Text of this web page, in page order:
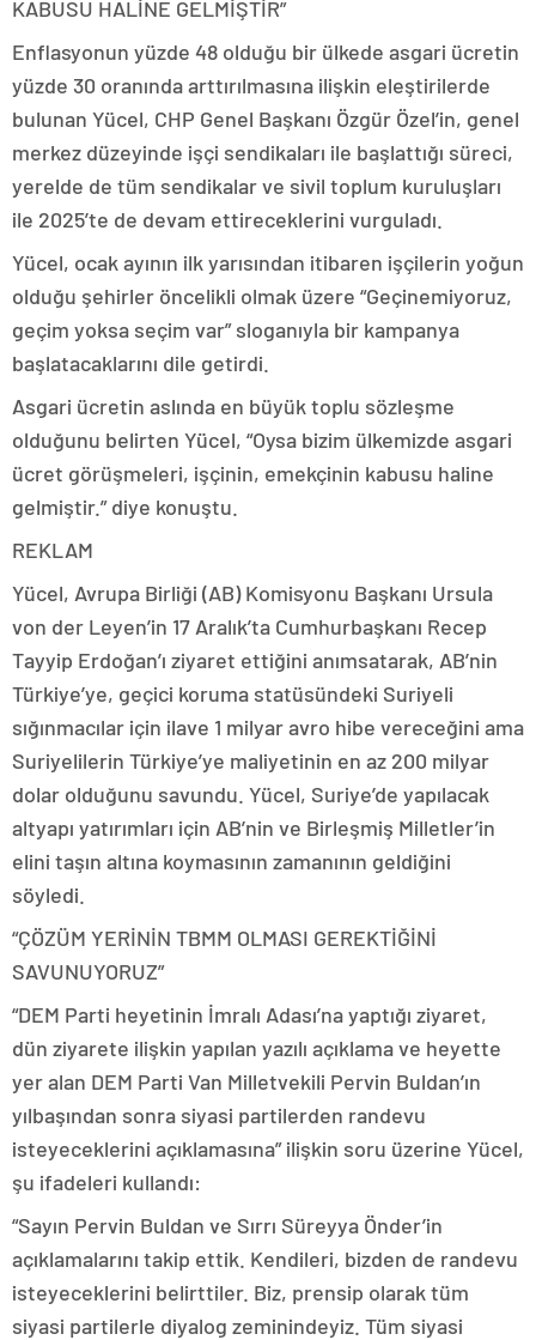
KABUSU HALİNE GELMİŞTİR”
Enflasyonun yüzde 48 olduğu bir ülkede asgari ücretin
yüzde 30 oranında arttırılmasına ilişkin eleştirilerde
bulunan Yücel, CHP Genel Başkanı Özgür Özel’in, genel
merkez düzeyinde işçi sendikaları ile başlattığı süreci,
yerelde de tüm sendikalar ve sivil toplum kuruluşları
ile 2025’te de devam ettireceklerini vurguladı.
Yücel, ocak ayının ilk yarısından itibaren işçilerin yoğun
olduğu şehirler öncelikli olmak üzere “Geçinemiyoruz,
geçim yoksa seçim var” sloganıyla bir kampanya
başlatacaklarını dile getirdi.
Asgari ücretin aslında en büyük toplu sözleşme
olduğunu belirten Yücel, “Oysa bizim ülkemizde asgari
ücret görüşmeleri, işçinin, emekçinin kabusu haline
gelmiştir.” diye konuştu.
REKLAM
Yücel, Avrupa Birliği (AB) Komisyonu Başkanı Ursula
von der Leyen’in 17 Aralık’ta Cumhurbaşkanı Recep
Tayyip Erdoğan’ı ziyaret ettiğini anımsatarak, AB’nin
Türkiye’ye, geçici koruma statüsündeki Suriyeli
sığınmacılar için ilave 1 milyar avro hibe vereceğini ama
Suriyelilerin Türkiye’ye maliyetinin en az 200 milyar
dolar olduğunu savundu. Yücel, Suriye’de yapılacak
altyapı yatırımları için AB’nin ve Birleşmiş Milletler’in
elini taşın altına koymasının zamanının geldiğini
söyledi.
“ÇÖZÜM YERİNİN TBMM OLMASI GEREKTİĞİNİ
SAVUNUYORUZ”
“DEM Parti heyetinin İmralı Adası’na yaptığı ziyaret,
dün ziyarete ilişkin yapılan yazılı açıklama ve heyette
yer alan DEM Parti Van Milletvekili Pervin Buldan’ın
yılbaşından sonra siyasi partilerden randevu
isteyeceklerini açıklamasına” ilişkin soru üzerine Yücel,
şu ifadeleri kullandı:
“Sayın Pervin Buldan ve Sırrı Süreyya Önder’in
açıklamalarını takip ettik. Kendileri, bizden de randevu
isteyeceklerini belirttiler. Biz, prensip olarak tüm
siyasi partilerle diyalog zeminindeyiz. Tüm siyasi